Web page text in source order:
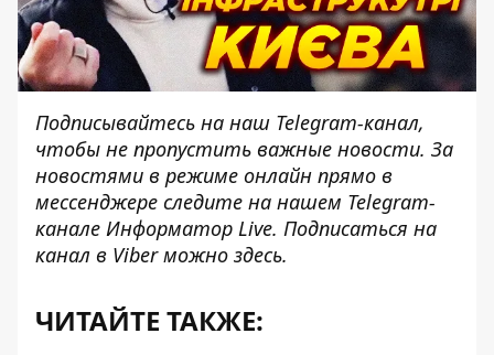
Подписывайтесь на наш Telegram-канал,
чтобы не пропустить важные новости. За
новостями в режиме онлайн прямо в
мессенджере следите на нашем Telegram-
канале Информатор Live. Подписаться на
канал в Viber можно здесь.
ЧИТАЙТЕ ТАКЖЕ: